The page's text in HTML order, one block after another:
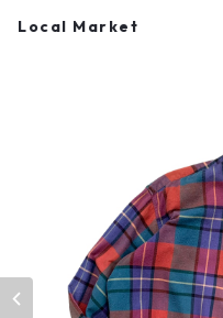
Local Market